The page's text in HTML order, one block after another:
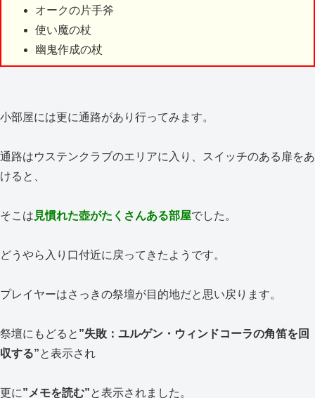
オークの片手斧
使い魔の杖
幽鬼作成の杖
小部屋には更に通路があり行ってみます。
通路はウステンクラブのエリアに入り、スイッチのある扉をあ
けると、
そこは 見慣れた壺がたくさんある部屋でした。
どうやら入り口付近に戻ってきたようです。
プレイヤーはさっきの祭壇が目的地だと思い戻ります。
祭壇にもどると ”失敗：ユルゲン・ウィンドコーラの角笛を回
収する”と表示され
更に”メモを読む”と表示されました。